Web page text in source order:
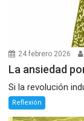
24 febrero 2026
La ansiedad
Si la revolución
Reflexión